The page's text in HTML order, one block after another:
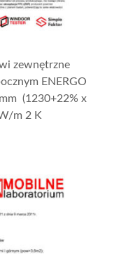
zewnętrzne
ENERGO
(1230+22% x
m 2 K